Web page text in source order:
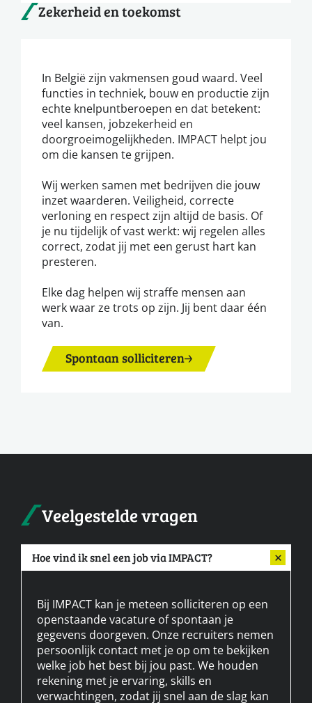
Zekerheid en toekomst
In België zijn vakmensen goud waard. Veel
functies in techniek, bouw en productie zijn
echte knelpuntberoepen en dat betekent:
veel kansen, jobzekerheid en
doorgroeimogelijkheden. IMPACT helpt jou
om die kansen te grijpen.
Wij werken samen met bedrijven die jouw
inzet waarderen. Veiligheid, correcte
verloning en respect zijn altijd de basis. Of
je nu tijdelijk of vast werkt: wij regelen alles
correct, zodat jij met een gerust hart kan
presteren.
Elke dag helpen wij straffe mensen aan
werk waar ze trots op zijn. Jij bent daar één
van.
Spontaan solliciteren
Veelgestelde vragen
Hoe vind ik snel een job via IMPACT?
Bij IMPACT kan je meteen solliciteren op een
openstaande vacature of spontaan je
gegevens doorgeven. Onze recruiters nemen
persoonlijk contact met je op om te bekijken
welke job het best bij jou past. We houden
rekening met je ervaring, skills en
verwachtingen, zodat jij snel aan de slag kan